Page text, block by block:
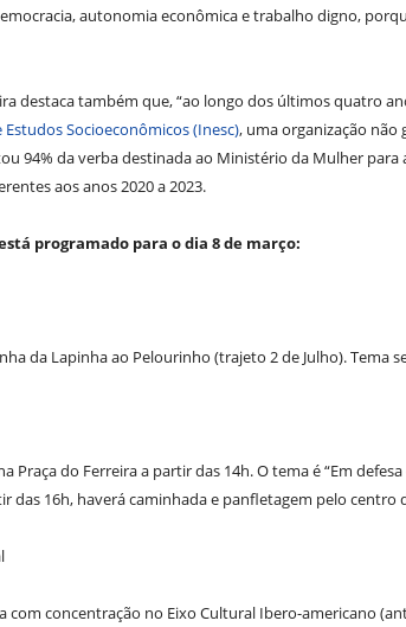
autonomia econômica e trabalho digno,
destaca também que, “ao longo dos últimos quatro
Socioeconômicos (Inesc), uma organização
94% da verba destinada ao Ministério da Mulher
aos anos 2020 a 2023.
programado para o dia 8 de março:
da Lapinha ao Pelourinho (trajeto 2 de Julho). Tema
Praça do Ferreira a partir das 14h. O tema é “Em
das 16h, haverá caminhada e panfletagem pelo centro
com concentração no Eixo Cultural Ibero-americano